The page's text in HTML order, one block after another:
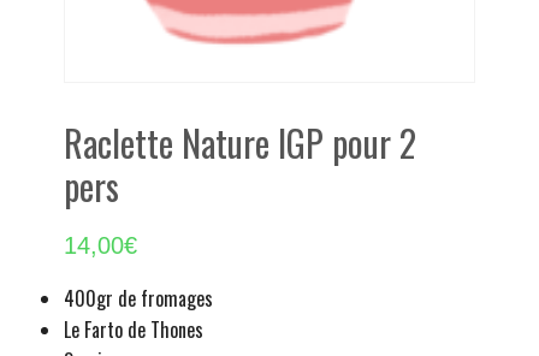
Raclette Nature IGP pour 2
pers
14,00€
400gr de fromages
Le Farto de Thones